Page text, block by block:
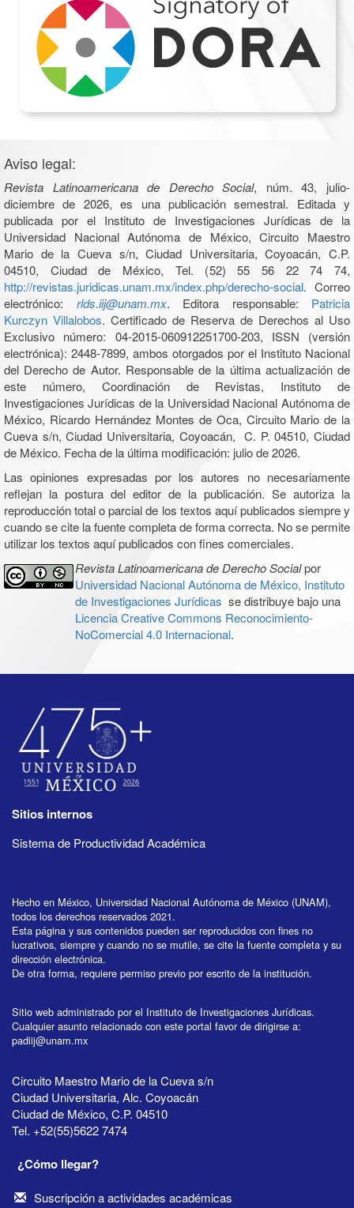
Aviso legal:
Revista Latinoamericana de Derecho Social, núm. 43, julio-
diciembre de 2026, es una publicación semestral. Editada y
publicada por el Instituto de Investigaciones Jurídicas de la
Universidad Nacional Autónoma de México, Circuito Maestro
Mario de la Cueva s/n, Ciudad Universitaria, Coyoacán, C.P.
04510, Ciudad de México, Tel. (52) 55 56 22 74 74,
http://revistas.juridicas.unam.mx/index.php/derecho-social. Correo
electrónico: rlds.iij@unam.mx. Editora responsable: Patricia
Kurczyn Villalobos. Certificado de Reserva de Derechos al Uso
Exclusivo número: 04-2015-060912251700-203, ISSN (versión
electrónica): 2448-7899, ambos otorgados por el Instituto Nacional
del Derecho de Autor. Responsable de la última actualización de
este número, Coordinación de Revistas, Instituto de
Investigaciones Jurídicas de la Universidad Nacional Autónoma de
México, Ricardo Hernández Montes de Oca, Circuito Mario de la
Cueva s/n, Ciudad Universitaria, Coyoacán, C. P. 04510, Ciudad
de México. Fecha de la última modificación: julio de 2026.
Las opiniones expresadas por los autores no necesariamente
reflejan la postura del editor de la publicación. Se autoriza la
reproducción total o parcial de los textos aquí publicados siempre y
cuando se cite la fuente completa de forma correcta. No se permite
utilizar los textos aquí publicados con fines comerciales.
Revista Latinoamericana de Derecho Socialpor
Universidad Nacional Autónoma de México, Instituto
de Investigaciones Jurídicas se distribuye bajo una
Licencia Creative Commons Reconocimiento-
NoComercial 4.0 Internacional.
Sitios internos
Sistema de Productividad Académica
Hecho en México, Universidad Nacional Autónoma de México (UNAM),
todos los derechos reservados 2021.
Esta página y sus contenidos pueden ser reproducidos con fines no
lucrativos, siempre y cuando no se mutile, se cite la fuente completa y su
dirección electrónica.
De otra forma, requiere permiso previo por escrito de la institución.
Sitio web administrado por el Instituto de Investigaciones Jurídicas.
Cualquier asunto relacionado con este portal favor de dirigirse a:
padiij@unam.mx
Circuito Maestro Mario de la Cueva s/n
Ciudad Universitaria, Alc. Coyoacán
Ciudad de México, C.P. 04510
Tel. +52(55)5622 7474
¿Cómo llegar?
Suscripción a actividades académicas